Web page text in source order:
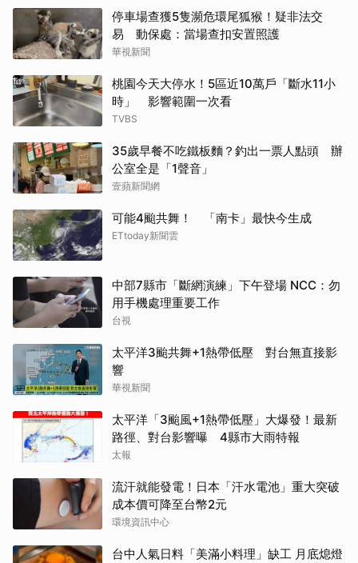
停車場查獲5隻瀕危環尾狐猴！疑非法交
易 動保處：當場查扣安置照護
華視新聞
桃園今天大停水！5區近10萬戶「斷水11小
時」 影響範圍一次看
TVBS
35歲早餐不吃鐵板麵？釣出一票人點頭 辦
公室全是「1聲音」
壹蘋新聞網
可能4颱共舞！ 「南卡」最快今生成
ETtoday新聞雲
中部7縣市「斷網演練」下午登場 NCC：勿
用手機處理重要工作
台視
太平洋3颱共舞+1熱帶低壓 對台無直接影
響
華視新聞
太平洋「3颱風+1熱帶低壓」大爆發！最新
路徑、對台影響曝 4縣市大雨特報
太報
流汗就能發電！日本「汗水電池」重大突破
成本價可降至台幣2元
環境資訊中心
台中人氣日料「美滿小料理」缺工 月底熄燈